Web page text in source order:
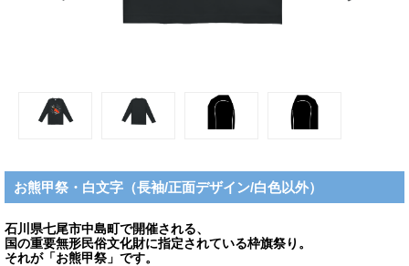
お熊甲祭・白文字（長袖/正面デザイン/白色以外）
石川県七尾市中島町で開催される、
国の重要無形民俗文化財に指定されている枠旗祭り。
それが「お熊甲祭」です。